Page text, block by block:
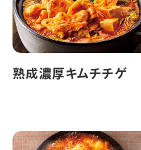
熟成濃厚キムチチゲ